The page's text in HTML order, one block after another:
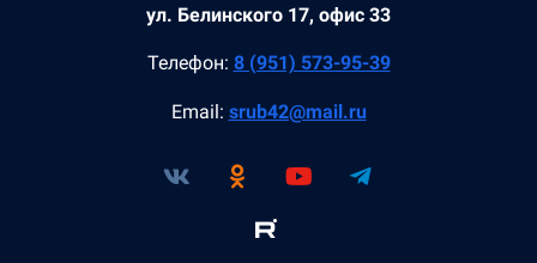
ул. Белинского 17, офис 33
Телефон: 8 (951) 573-95-39
Email: srub42@mail.ru